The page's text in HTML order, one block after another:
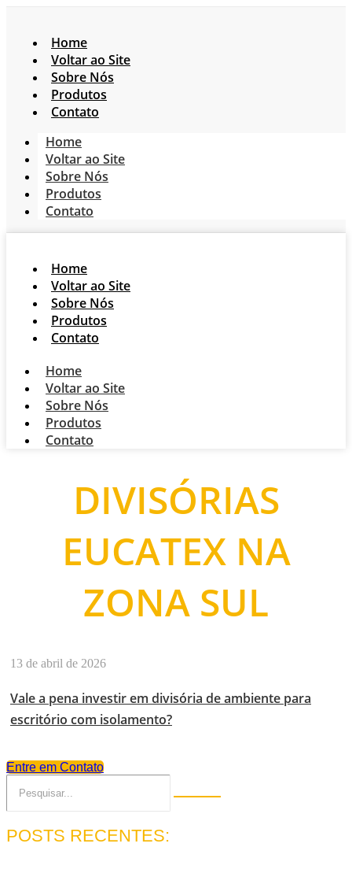
Home
Voltar ao Site
Sobre Nós
Produtos
Contato
Home
Voltar ao Site
Sobre Nós
Produtos
Contato
Home
Voltar ao Site
Sobre Nós
Produtos
Contato
Home
Voltar ao Site
Sobre Nós
Produtos
Contato
DIVISÓRIAS
EUCATEX NA
ZONA SUL
13 de abril de 2026
Vale a pena investir em divisória de ambiente para
escritório com isolamento?
Entre em Contato
POSTS RECENTES: